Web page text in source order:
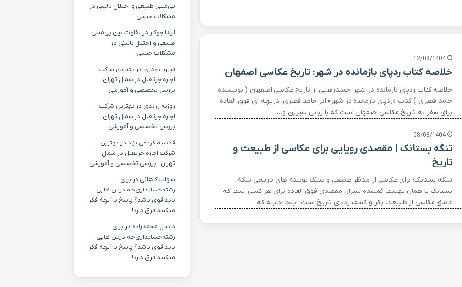
12/08/1404
خلاصه کتاب ردپای بازمانده در شهر: تاریخ عکاسی اصفهان
خلاصه کتاب ردپای بازمانده در شهر: جستارهایی از تاریخ عکاسی اصفهان ( نویسنده
حامد قصری ) کتاب «ردپای بازمانده در شهر» اثر حامد قصری، دریچه ای فوق العاده
برای سفر به تاریخ عکاسی اصفهان است که با زبانی شیرین و…
08/08/1404
تنگه بستانک | مقصدی رویایی برای عکاسی از طبیعت و
تاریخ
تنگه بستانک؛ برای عکاسی از مناظر طبیعی و سنگ نوشته های تاریخی تنگه
بستانک یا همان بهشت گمشده شیراز، مقصدی فوق العاده برای هر کسی است که
عاشق عکاسی از طبیعت بکر و کشف ردپای تاریخ است. اینجا جاییه که…
بی‌میلی طبیعی و اختلال بالینی در
مشکلات جنسی
لیدا جوکار در تفاوت بین بی‌میلی
طبیعی و اختلال بالینی در
مشکلات جنسی
فیروز نوذری در بهترین شرکت
اجاره جرثقیل در شمال تهران :
بررسی تخصصی و آموزشی
روزبه زرندی در بهترین شرکت
اجاره جرثقیل در شمال تهران :
بررسی تخصصی و آموزشی
قدسیه کریمی نژاد در بهترین
شرکت اجاره جرثقیل در شمال
تهران : بررسی تخصصی و آموزشی
شهاب کاهانی در برای
رشته حسابداری چه درس هایی
باید قوی باشد؟ پاسخ با آنچه فکر
میکنید فرق دارد!
دانیال محمدزاده در برای
رشته حسابداری چه درس هایی
باید قوی باشد؟ پاسخ با آنچه فکر
میکنید فرق دارد!